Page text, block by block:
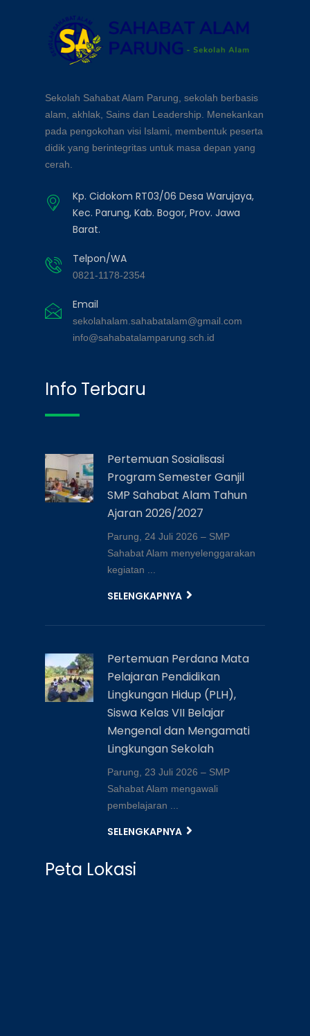
Sekolah Sahabat Alam Parung, sekolah berbasis
alam, akhlak, Sains dan Leadership. Menekankan
pada pengokohan visi Islami, membentuk peserta
didik yang berintegritas untuk masa depan yang
cerah.
Kp. Cidokom RT03/06 Desa Warujaya,
Kec. Parung, Kab. Bogor, Prov. Jawa
Barat.
Telpon/WA
0821-1178-2354
Email
sekolahalam.sahabatalam@gmail.com
info@sahabatalamparung.sch.id
Info Terbaru
Pertemuan Sosialisasi
Program Semester Ganjil
SMP Sahabat Alam Tahun
Ajaran 2026/2027
Parung, 24 Juli 2026 – SMP
Sahabat Alam menyelenggarakan
kegiatan ...
SELENGKAPNYA
Pertemuan Perdana Mata
Pelajaran Pendidikan
Lingkungan Hidup (PLH),
Siswa Kelas VII Belajar
Mengenal dan Mengamati
Lingkungan Sekolah
Parung, 23 Juli 2026 – SMP
Sahabat Alam mengawali
pembelajaran ...
SELENGKAPNYA
Peta Lokasi